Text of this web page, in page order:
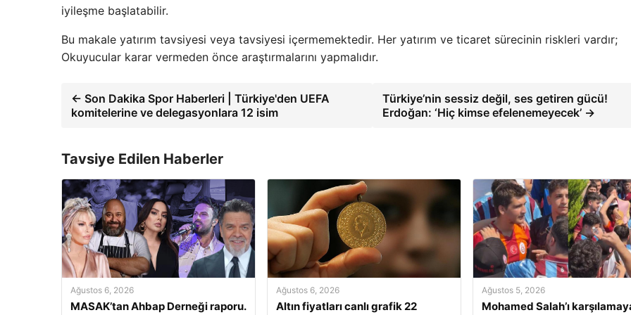
iyileşme başlatabilir.
Bu makale yatırım tavsiyesi veya tavsiyesi içermemektedir. Her yatırım ve ticaret sürecinin riskleri vardır;
Okuyucular karar vermeden önce araştırmalarını yapmalıdır.
← Son Dakika Spor Haberleri | Türkiye'den UEFA
komitelerine ve delegasyonlara 12 isim
Türkiye’nin sessiz değil, ses getiren gücü!
Erdoğan: ‘Hiç kimse efelenemeyecek’ →
Tavsiye Edilen Haberler
Ağustos 6, 2026
MASAK’tan Ahbap Derneği raporu.
Ağustos 6, 2026
Altın fiyatları canlı grafik 22
Ağustos 5, 2026
Mohamed Salah’ı